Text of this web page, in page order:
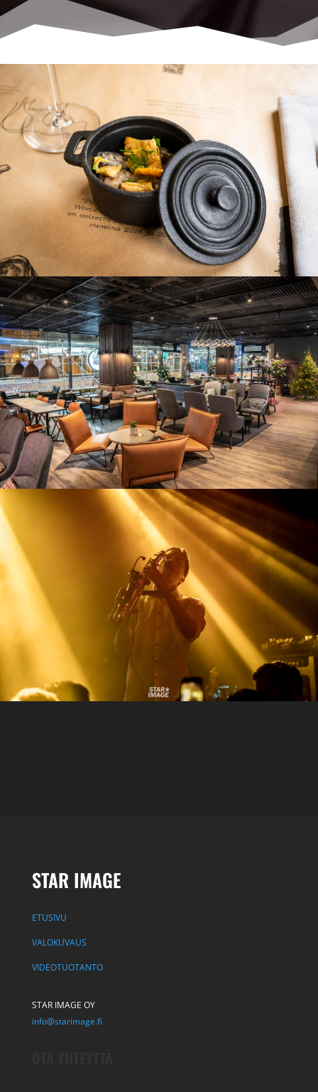
STAR IMAGE
ETUSIVU
VALOKUVAUS
VIDEOTUOTANTO
STAR IMAGE OY
info@starimage.fi